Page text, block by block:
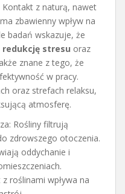
z naturą, nawet
zbawienny wpływ na
badań wskazuje, że
redukcję stresu oraz
znane z tego, że
w pracy.
oraz strefach relaksu,
atmosferę.
Rośliny filtrują
zdrowszego otoczenia.
oddychanie i
roślinami wpływa na